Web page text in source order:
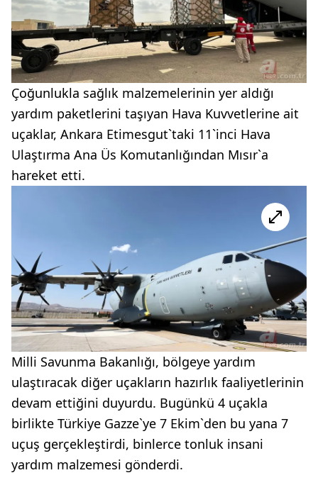
Çoğunlukla sağlık malzemelerinin yer aldığı
yardım paketlerini taşıyan Hava Kuvvetlerine ait
uçaklar, Ankara Etimesgut`taki 11`inci Hava
Ulaştırma Ana Üs Komutanlığından Mısır`a
hareket etti.
Milli Savunma Bakanlığı, bölgeye yardım
ulaştıracak diğer uçakların hazırlık faaliyetlerinin
devam ettiğini duyurdu. Bugünkü 4 uçakla
birlikte Türkiye Gazze`ye 7 Ekim`den bu yana 7
uçuş gerçekleştirdi, binlerce tonluk insani
yardım malzemesi gönderdi.